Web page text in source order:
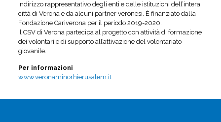
indirizzo rappresentativo degli enti e delle istituzioni dell’intera
città di Verona e da alcuni partner veronesi. È finanziato dalla
Fondazione Cariverona per il periodo 2019-2020.
Il CSV di Verona partecipa al progetto con attività di formazione
dei volontari e di supporto all’attivazione del volontariato
giovanile.
Per informazioni
www.veronaminorhierusalem.it